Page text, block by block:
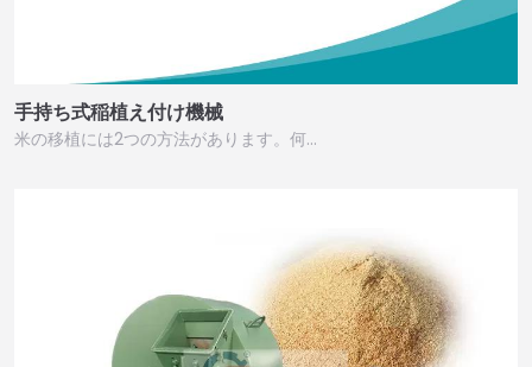
手持ち式稲植え付け機械
米の移植には2つの方法があります。何…